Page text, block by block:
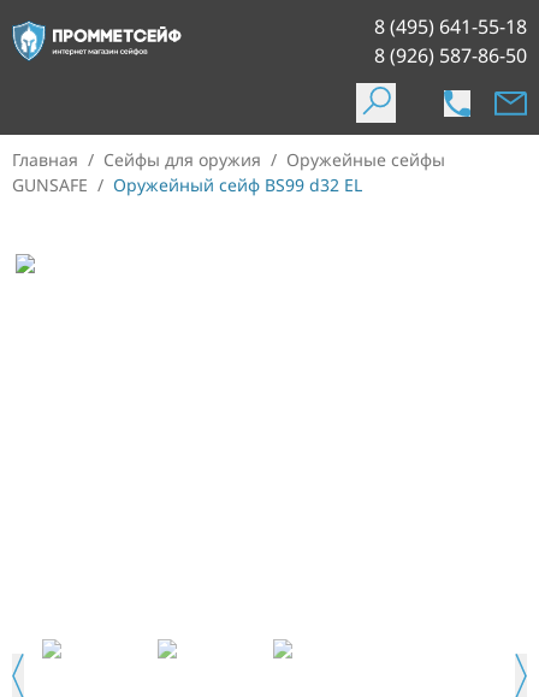
8 (495) 641-55-18
8 (926) 587-86-50
Главная / Сейфы для оружия / Оружейные сейфы
GUNSAFE / Оружейный сейф BS99 d32 EL